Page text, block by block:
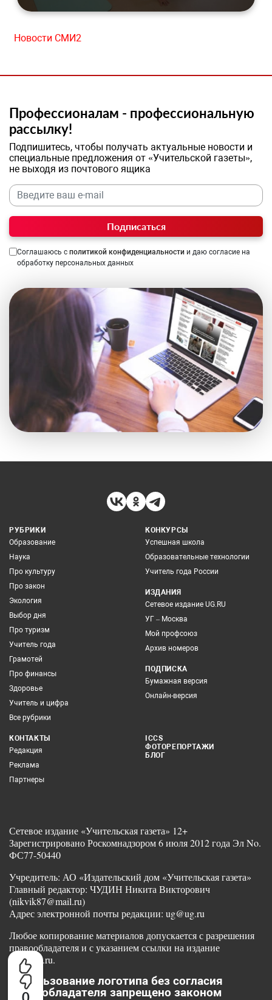
Новости СМИ2
Профессионалам - профессиональную
рассылку!
Подпишитесь, чтобы получать актуальные новости и
специальные предложения от «Учительской газеты»,
не выходя из почтового ящика
Подписаться
Соглашаюсь с политикой конфиденциальности и даю согласие на
обработку персональных данных
РУБРИКИ
Образование
Наука
Про культуру
Про закон
Экология
Выбор дня
Про туризм
Учитель года
Грамотей
Про финансы
Здоровье
Учитель и цифра
Все рубрики
КОНКУРСЫ
Успешная школа
Образовательные технологии
Учитель года России
ИЗДАНИЯ
Сетевое издание UG.RU
УГ – Москва
Мой профсоюз
Архив номеров
ПОДПИСКА
Бумажная версия
Онлайн-версия
КОНТАКТЫ
Редакция
Реклама
Партнеры
ICCS
ФОТОРЕПОРТАЖИ
БЛОГ
Сетевое издание «Учительская газета» 12+
Зарегистрировано Роскомнадзором 6 июля 2012 года Эл No.
ФС77-50440
Учредитель: АО «Издательский дом «Учительская газета»
Главный редактор: ЧУДИН Никита Викторович
(nikvik87@mail.ru)
Адрес электронной почты редакции: ug@ug.ru
Любое копирование материалов допускается с разрешения
правообладателя и с указанием ссылки на издание
www.ug.ru.
Использование логотипа без согласия
правообладателя запрещено законом